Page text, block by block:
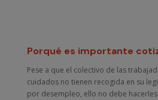
Porqué es importante
Pese a que el colectivo de las
cuidados no tienen recogida en su
por desempleo, ello no debe